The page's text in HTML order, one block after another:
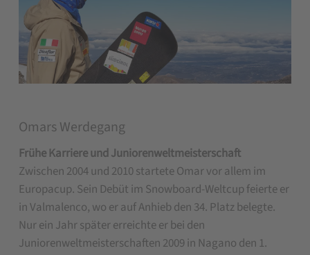
Omars Werdegang
Frühe Karriere und Juniorenweltmeisterschaft
Zwischen 2004 und 2010 startete Omar vor allem im
Europacup. Sein Debüt im Snowboard-Weltcup feierte er
in Valmalenco, wo er auf Anhieb den 34. Platz belegte.
Nur ein Jahr später erreichte er bei den
Juniorenweltmeisterschaften 2009 in Nagano den 1.